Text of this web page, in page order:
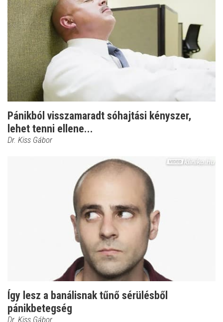
Pánikból visszamaradt sóhajtási kényszer,
lehet tenni ellene...
Dr. Kiss Gábor
Így lesz a banálisnak tűnő sérülésből
pánikbetegség
Dr. Kiss Gábor